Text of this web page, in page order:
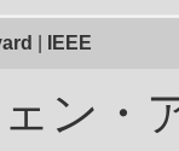
IEEE
ン・